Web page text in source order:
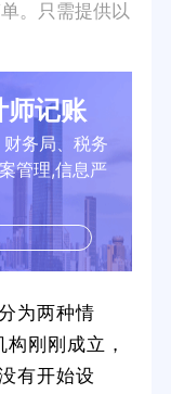
。只需提供以
师记账
务局、税务
管理,信息严
为两种情
刚刚成立，
有开始设